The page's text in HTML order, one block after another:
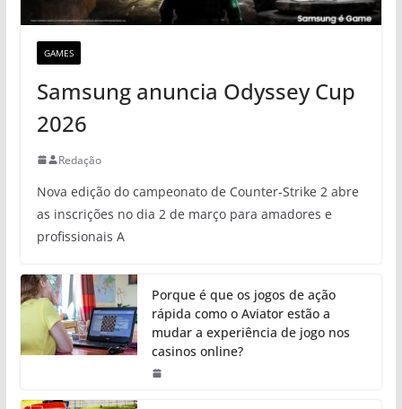
GAMES
Samsung anuncia Odyssey Cup
2026
Redação
Nova edição do campeonato de Counter-Strike 2 abre
as inscrições no dia 2 de março para amadores e
profissionais A
Porque é que os jogos de ação
rápida como o Aviator estão a
mudar a experiência de jogo nos
casinos online?